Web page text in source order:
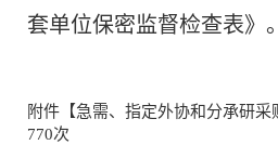
套单位保密监督检查表》。
附件【急需、指定外协和分承研采
770次